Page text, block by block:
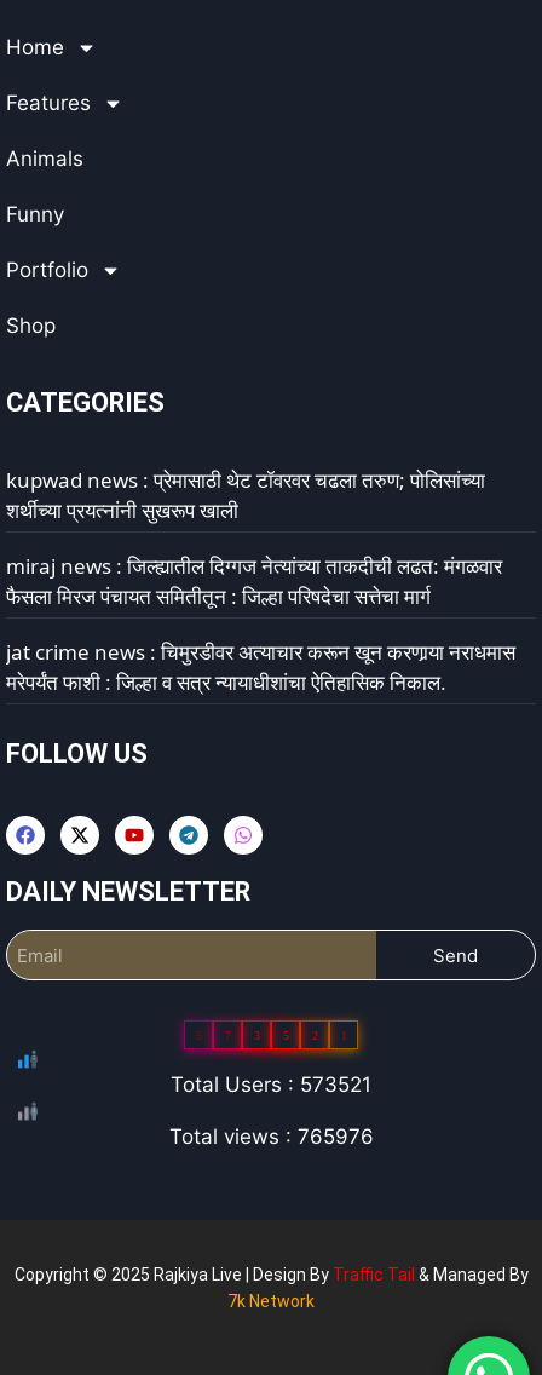
Home
Features
Animals
Funny
Portfolio
Shop
CATEGORIES
kupwad news : प्रेमासाठी थेट टॉवरवर चढला तरुण; पोलिसांच्या
शर्थीच्या प्रयत्नांनी सुखरूप खाली
miraj news : जिल्ह्यातील दिग्गज नेत्यांच्या ताकदीची लढत: मंगळवार
फैसला मिरज पंचायत समितीतून : जिल्हा परिषदेचा सत्तेचा मार्ग
jat crime news : चिमुरडीवर अत्याचार करून खून करणार्‍या नराधमास
मरेपर्यंत फाशी : जिल्हा व सत्र न्यायाधीशांचा ऐतिहासिक निकाल.
FOLLOW US
DAILY NEWSLETTER
Send
5 7 3 5 2 1
Total Users : 573521
Total views : 765976
Copyright © 2025 Rajkiya Live | Design By Traffic Tail & Managed By
7k Network